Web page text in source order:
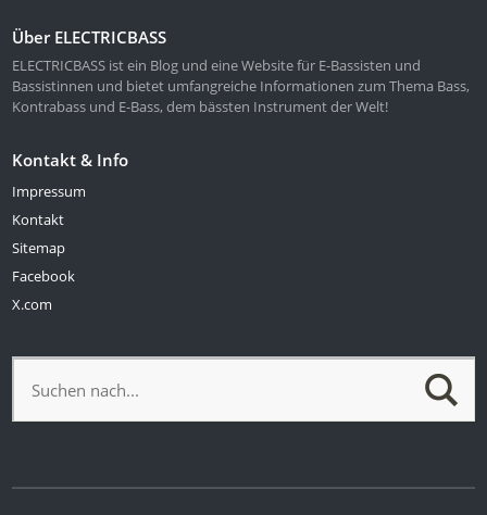
Über ELECTRICBASS
ELECTRICBASS ist ein Blog und eine Website für E-Bassisten und
Bassistinnen und bietet umfangreiche Informationen zum Thema Bass,
Kontrabass und E-Bass, dem bässten Instrument der Welt!
Kontakt & Info
Impressum
Kontakt
Sitemap
Facebook
X.com